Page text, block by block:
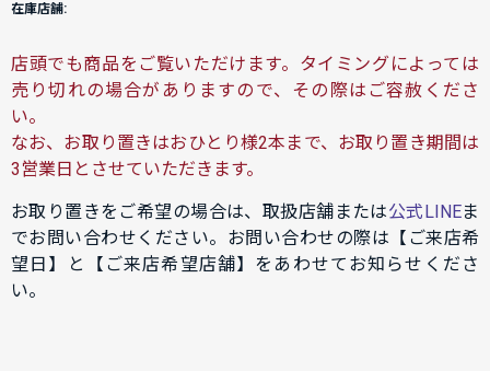
在庫店舗:
店頭でも商品をご覧いただけます。タイミングによっては
売り切れの場合がありますので、その際はご容赦くださ
い。
なお、お取り置きはおひとり様2本まで、お取り置き期間は
3営業日とさせていただきます。
お取り置きをご希望の場合は、取扱店舗または公式LINEま
でお問い合わせください。お問い合わせの際は【ご来店希
望日】と【ご来店希望店舗】をあわせてお知らせくださ
い。